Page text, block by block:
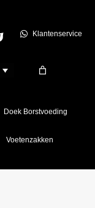
Klantenservice
Doek Borstvoeding
Voetenzakken